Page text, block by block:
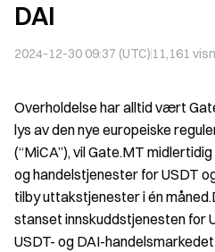
DAI
2024-12-30 09:37 (UTC) 11,161
Overholdelse har alltid vært
lys av den nye europeiske
(“MiCA”), vil Gate.MT
og handelstjenester for USDT
tilby uttakstjenester i én
stanset innskuddstjenesten for
USDT- og DAI-